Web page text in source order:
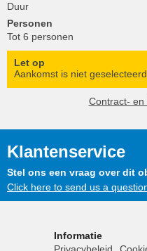
Duur
Personen
Tot 6 personen
Let op
Aankomst is niet
Contract- en
Klantenservice
Stel ons een vraag over dit
Click here to send us a
Informatie